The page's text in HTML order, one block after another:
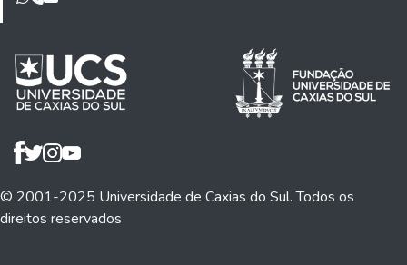
© 2001-2025 Universidade de Caxias do Sul. Todos os
direitos reservados